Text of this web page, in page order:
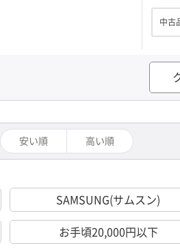
中古
安い順 高い順
SAMSUNG(サムスン)
お手頃20,000円以下